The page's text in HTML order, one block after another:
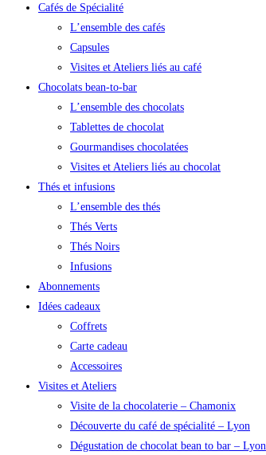
Cafés de Spécialité
L’ensemble des cafés
Capsules
Visites et Ateliers liés au café
Chocolats bean-to-bar
L’ensemble des chocolats
Tablettes de chocolat
Gourmandises chocolatées
Visites et Ateliers liés au chocolat
Thés et infusions
L’ensemble des thés
Thés Verts
Thés Noirs
Infusions
Abonnements
Idées cadeaux
Coffrets
Carte cadeau
Accessoires
Visites et Ateliers
Visite de la chocolaterie – Chamonix
Découverte du café de spécialité – Lyon
Dégustation de chocolat bean to bar – Lyon